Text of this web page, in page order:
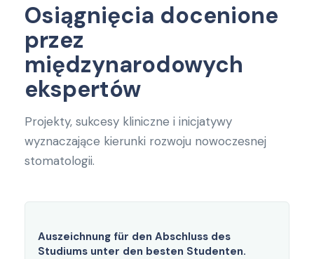
Osiągnięcia docenione
przez
międzynarodowych
ekspertów
Projekty, sukcesy kliniczne i inicjatywy
wyznaczające kierunki rozwoju nowoczesnej
stomatologii.
Auszeichnung für den Abschluss des
Studiums unter den besten Studenten.